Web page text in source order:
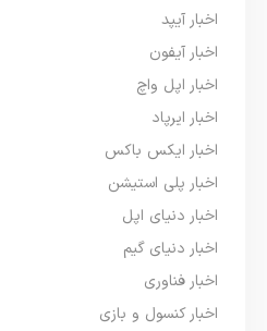
اخبار آیپد
اخبار آیفون
اخبار اپل واچ
اخبار ایرپاد
اخبار ایکس باکس
اخبار پلی استیشن
اخبار دنیای اپل
اخبار دنیای گیم
اخبار فناوری
اخبار کنسول و بازی